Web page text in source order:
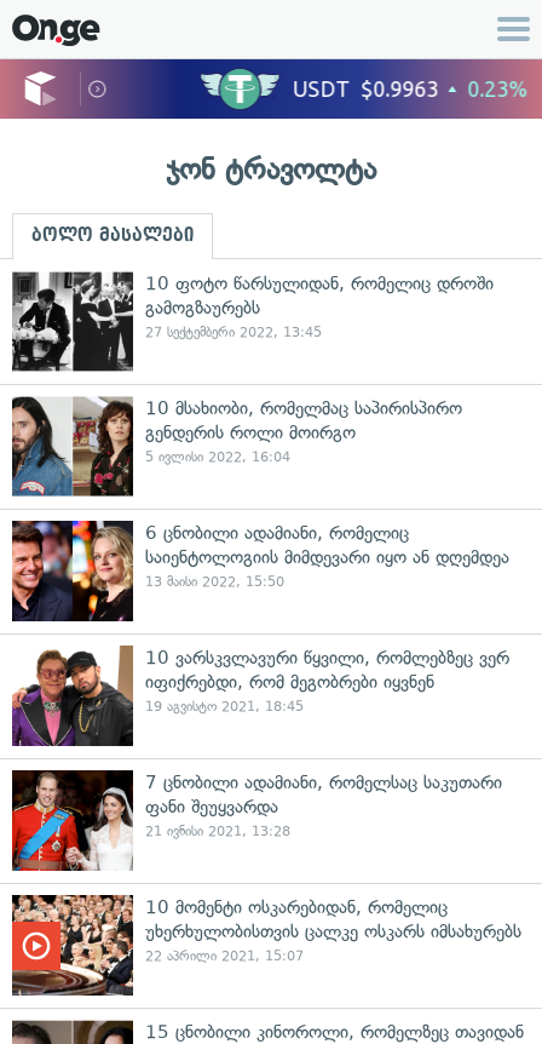
ჯონ ტრავოლტა
ბოლო მასალები
10 ფოტო წარსულიდან, რომელიც დროში
გამოგზაურებს
27 სექტემბერი 2022, 13:45
10 მსახიობი, რომელმაც საპირისპირო
გენდერის როლი მოირგო
5 ივლისი 2022, 16:04
6 ცნობილი ადამიანი, რომელიც
საიენტოლოგიის მიმდევარი იყო ან დღემდეა
13 მაისი 2022, 15:50
10 ვარსკვლავური წყვილი, რომლებზეც ვერ
იფიქრებდი, რომ მეგობრები იყვნენ
19 აგვისტო 2021, 18:45
7 ცნობილი ადამიანი, რომელსაც საკუთარი
ფანი შეუყვარდა
21 ივნისი 2021, 13:28
10 მომენტი ოსკარებიდან, რომელიც
უხერხულობისთვის ცალკე ოსკარს იმსახურებს
22 აპრილი 2021, 15:07
15 ცნობილი კინოროლი, რომელზეც თავიდან